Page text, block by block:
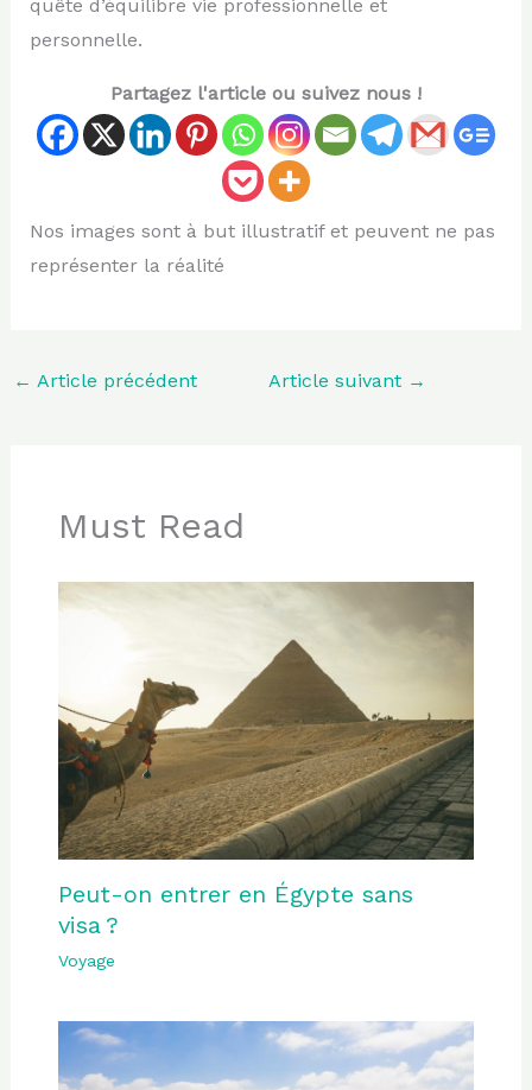
quête d’équilibre vie professionnelle et
personnelle.
Partagez l'article ou suivez nous !
Nos images sont à but illustratif et peuvent ne pas
représenter la réalité
← Article précédent Article suivant →
Must Read
Peut-on entrer en Égypte sans
visa ?
Voyage